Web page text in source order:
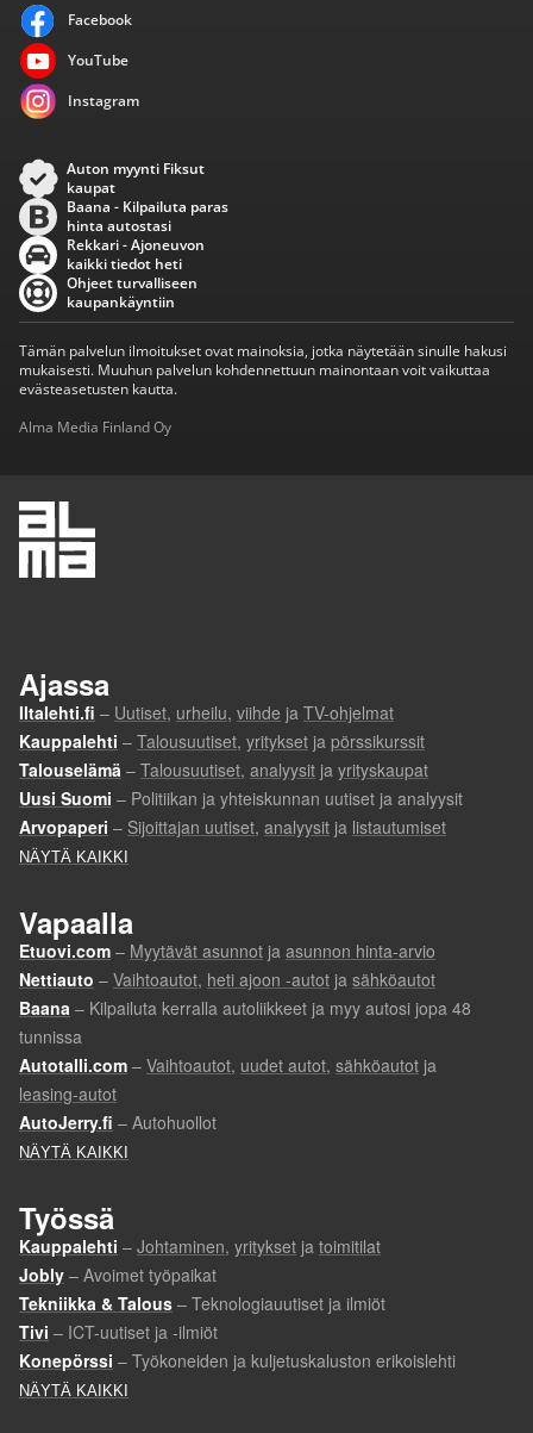
Facebook
YouTube
Instagram
Auton myynti Fiksut
kaupat
Baana - Kilpailuta paras
hinta autostasi
Rekkari - Ajoneuvon
kaikki tiedot heti
Ohjeet turvalliseen
kaupankäyntiin
Tämän palvelun ilmoitukset ovat mainoksia, jotka näytetään sinulle hakusi
mukaisesti. Muuhun palvelun kohdennettuun mainontaan voit vaikuttaa
evästeasetusten kautta.
Alma Media Finland Oy